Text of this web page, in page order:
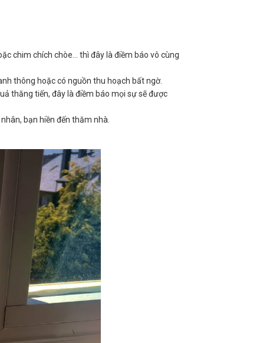
chim chích chòe… thì đây là điềm báo vô cùng
thông hoặc có nguồn thu hoạch bất ngờ.
thăng tiến, đây là điềm báo mọi sự sẽ được
bạn hiền đến thăm nhà.